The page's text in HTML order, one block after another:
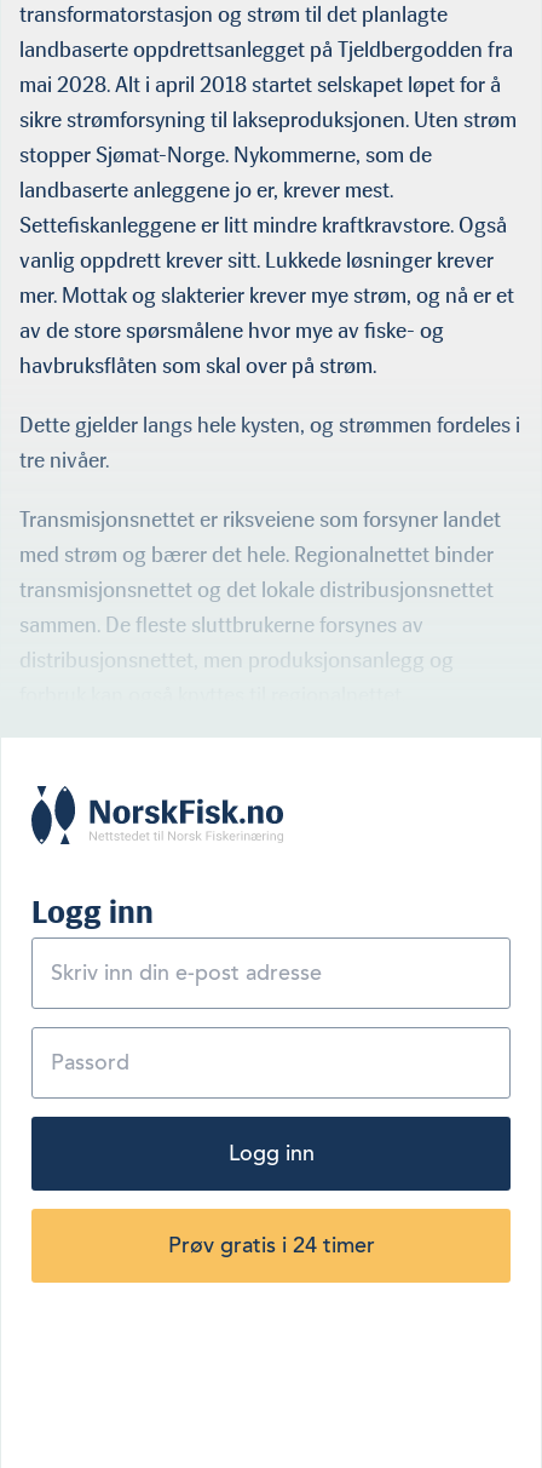
transformatorstasjon og strøm til det planlagte
landbaserte oppdrettsanlegget på Tjeldbergodden fra
mai 2028. Alt i april 2018 startet selskapet løpet for å
sikre strømforsyning til lakseproduksjonen. Uten strøm
stopper Sjømat-Norge. Nykommerne, som de
landbaserte anleggene jo er, krever mest.
Settefiskanleggene er litt mindre kraftkravstore. Også
vanlig oppdrett krever sitt. Lukkede løsninger krever
mer. Mottak og slakterier krever mye strøm, og nå er et
av de store spørsmålene hvor mye av fiske- og
havbruksflåten som skal over på strøm.
Dette gjelder langs hele kysten, og strømmen fordeles i
tre nivåer.
Transmisjonsnettet er riksveiene som forsyner landet
med strøm og bærer det hele. Regionalnettet binder
transmisjonsnettet og det lokale distribusjonsnettet
sammen. De fleste sluttbrukerne forsynes av
distribusjonsnettet, men produksjonsanlegg og
Logg inn
Logg inn
Prøv gratis i 24 timer